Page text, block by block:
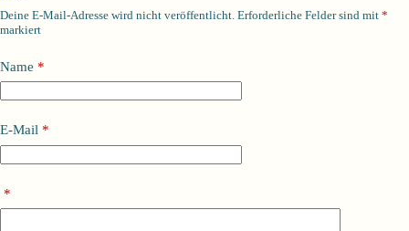
Deine E-Mail-Adresse wird nicht veröffentlicht. Erforderliche Felder sind mit *
markiert
Name *
E-Mail *
*